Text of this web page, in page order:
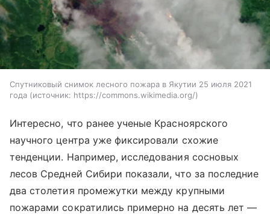
Спутниковый снимок лесного пожара в Якутии 25 июля 2021
года
источник: https://commons.wikimedia.org/
Интересно, что ранее ученые Красноярского
научного центра уже фиксировали схожие
тенденции. Например, исследования сосновых
лесов Средней Сибири показали, что за последние
два столетия промежутки между крупными
пожарами сократились примерно на десять лет —